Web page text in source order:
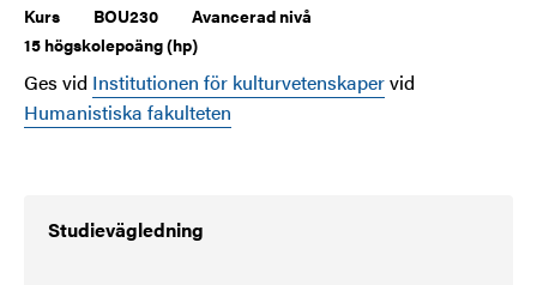
Kurs BOU230
Avancerad nivå
15 högskolepoäng (hp)
Ges vid Institutionen för kulturvetenskapervid
Humanistiska fakulteten
Studievägledning